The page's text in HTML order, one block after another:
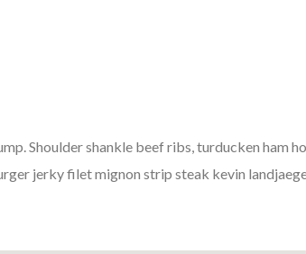
Shoulder shankle beef ribs, turducken ham
jerky filet mignon strip steak kevin